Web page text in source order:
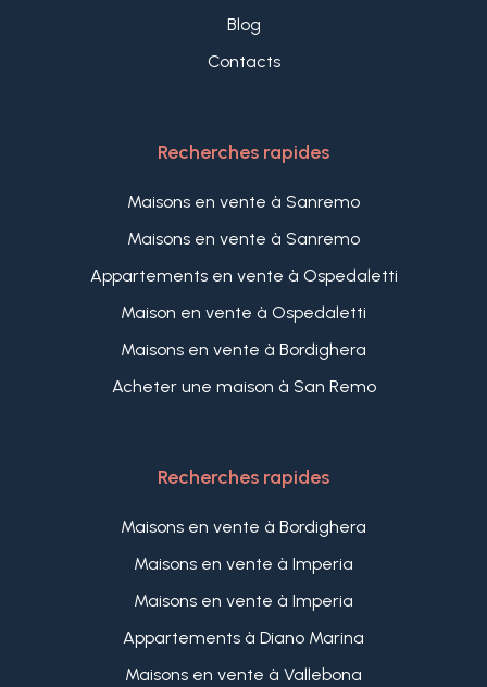
Blog
Contacts
Recherches rapides
Maisons en vente à Sanremo
Maisons en vente à Sanremo
Appartements en vente à Ospedaletti
Maison en vente à Ospedaletti
Maisons en vente à Bordighera
Acheter une maison à San Remo
Recherches rapides
Maisons en vente à Bordighera
Maisons en vente à Imperia
Maisons en vente à Imperia
Appartements à Diano Marina
Maisons en vente à Vallebona